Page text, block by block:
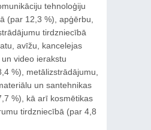
tehnoloģiju
(par 12,3 %), apģērbu,
tirdzniecībā
avīžu, kancelejas
video ierakstu
%), metālizstrādājumu,
un santehnikas
%), kā arī kosmētikas
tirdzniecībā (par 4,8